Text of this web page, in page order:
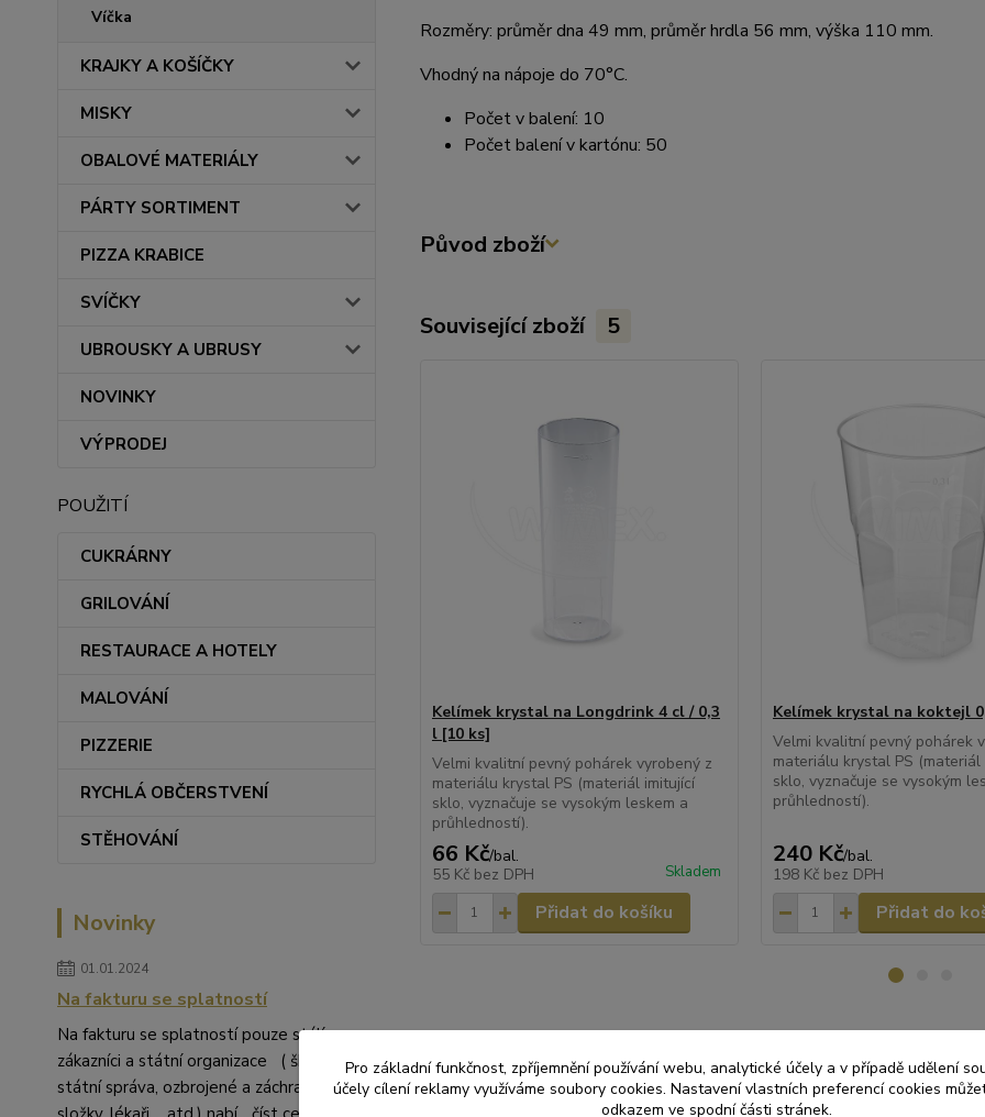
Víčka
KRAJKY A KOŠÍČKY
MISKY
OBALOVÉ MATERIÁLY
PÁRTY SORTIMENT
PIZZA KRABICE
SVÍČKY
UBROUSKY A UBRUSY
NOVINKY
VÝPRODEJ
POUŽITÍ
CUKRÁRNY
GRILOVÁNÍ
RESTAURACE A HOTELY
MALOVÁNÍ
PIZZERIE
RYCHLÁ OBČERSTVENÍ
STĚHOVÁNÍ
Novinky
01.01.2024
Na fakturu se splatností
Na fakturu se splatností pouze stálí
zákazníci a státní organizace ( školství,
státní správa, ozbrojené a záchranné
Rozměry: průměr dna 49 mm, průměr hrdla 56 mm, výška 110 mm.
Vhodný na nápoje do 70°C.
Počet v balení: 10
Počet balení v kartónu: 50
Původ zboží
Související zboží 5
Kelímek krystal na Longdrink 4 cl / 0,3
l [10 ks]
Velmi kvalitní pevný pohárek vyrobený z
materiálu krystal PS (materiál imitující
sklo, vyznačuje se vysokým leskem a
průhledností).
66 Kč/bal.
55 Kč bez DPH Skladem
Přidat do košíku
Kelímek krystal na koktejl
Velmi kvalitní pevný pohárek
materiálu krystal PS (materiál
sklo, vyznačuje se vysokým
průhledností).
240 Kč/bal.
198 Kč bez DPH
Přidat do
Zboží zařazeno v kategoriích
Pro základní funkčnost, zpříjemnění používání webu, analytické účely a v případě udělení
účely cílení reklamy využíváme soubory cookies. Nastavení vlastních preferencí cookies
odkazem ve spodní části stránek.